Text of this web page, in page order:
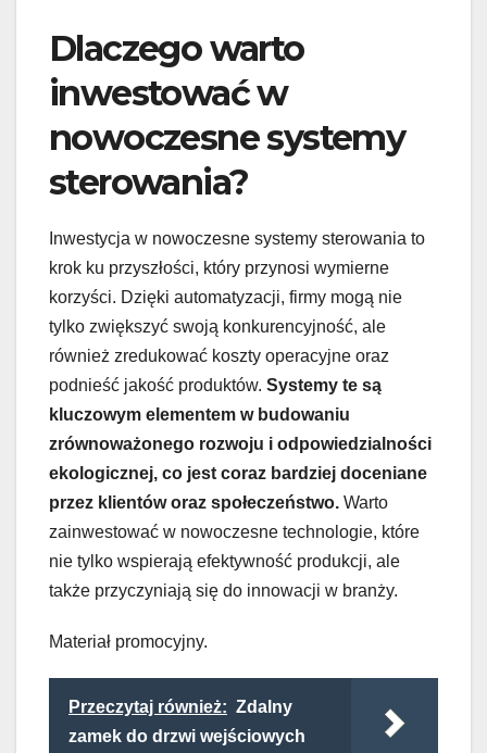
Dlaczego warto
inwestować w
nowoczesne systemy
sterowania?
Inwestycja w nowoczesne systemy sterowania to
krok ku przyszłości, który przynosi wymierne
korzyści. Dzięki automatyzacji, firmy mogą nie
tylko zwiększyć swoją konkurencyjność, ale
również zredukować koszty operacyjne oraz
podnieść jakość produktów. Systemy te są
kluczowym elementem w budowaniu
zrównoważonego rozwoju i odpowiedzialności
ekologicznej, co jest coraz bardziej doceniane
przez klientów oraz społeczeństwo. Warto
zainwestować w nowoczesne technologie, które
nie tylko wspierają efektywność produkcji, ale
także przyczyniają się do innowacji w branży.
Materiał promocyjny.
Przeczytaj również: Zdalny
zamek do drzwi wejściowych